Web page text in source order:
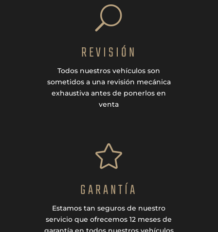
U
REVISIÓN
Todos nuestros vehículos son
sometidos a una revisión mecánica
exhaustiva antes de ponerlos en
venta

GARANTÍA
Estamos tan seguros de nuestro
servicio que ofrecemos 12 meses de